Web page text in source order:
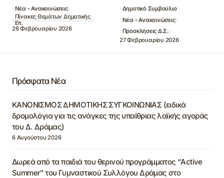
Νέα - Ανακοινώσεις
Πίνακες Θεμάτων Δημοτικής
Επ.
26 Φεβρουαρίου 2026
Δημοτικό Συμβούλιο
Νέα - Ανακοινώσεις
Προσκλήσεις Δ.Σ.
27 Φεβρουαρίου 2026
Πρόσφατα Νέα
ΚΑΝΟΝΙΣΜΟΣ ΔΗΜΟΤΙΚΗΣ ΣΥΓΚΟΙΝΩΝΙΑΣ (ειδικά
δρομολόγια για τις ανάγκες της υπαίθριας λαϊκής αγοράς
του Δ. Δράμας)
6 Αυγούστου 2026
Δωρεά από τα παιδιά του θερινού προγράμματος “Active
Summer” του Γυμναστικού Συλλόγου Δράμας στο